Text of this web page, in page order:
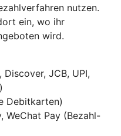
nutzen.
ein, wo ihr
wird.
JCB, UPI,
Debitkarten)
WeChat Pay (Bezahl-